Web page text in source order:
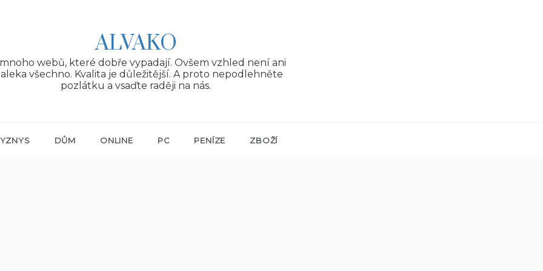
ALVAKO
webů, které dobře vypadají. Ovšem vzhled není ani
všechno. Kvalita je důležitější. A proto nepodlehněte
pozlátku a vsaďte raději na nás.
DŮM ONLINE PC PENÍZE ZBOŽÍ